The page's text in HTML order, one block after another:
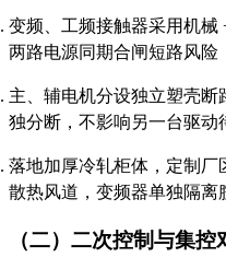
变频、工频接触器采用机械
两路电源同期合闸短路风险
主、辅电机分设独立塑壳
独分断，不影响另一台驱动
落地加厚冷轧柜体，定制厂
散热风道，变频器单独隔离
（二）二次控制与集控